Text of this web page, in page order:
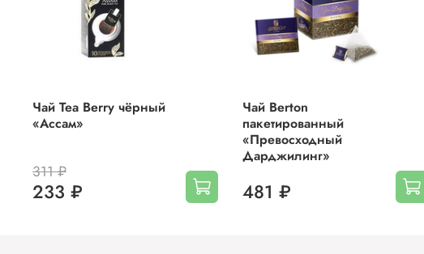
Чай Tea Berry чёрный
«Ассам»
311 ₽
233 ₽
Чай Berton
пакетированный
«Превосходный
Дарджилинг»
481 ₽